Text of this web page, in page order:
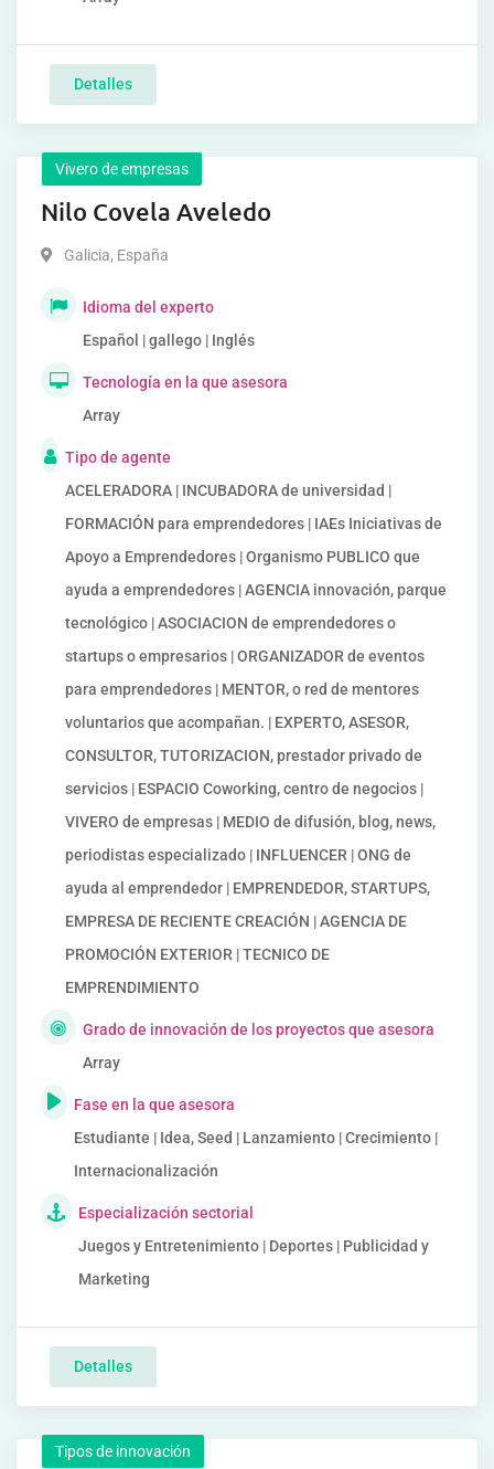
Detalles
Vivero de empresas
Nilo Covela Aveledo
Galicia, España
Idioma del experto
Español | gallego | Inglés
Tecnología en la que asesora
Array
Tipo de agente
ACELERADORA | INCUBADORA de universidad |
FORMACIÓN para emprendedores | IAEs Iniciativas de
Apoyo a Emprendedores | Organismo PUBLICO que
ayuda a emprendedores | AGENCIA innovación, parque
tecnológico | ASOCIACION de emprendedores o
startups o empresarios | ORGANIZADOR de eventos
para emprendedores | MENTOR, o red de mentores
voluntarios que acompañan. | EXPERTO, ASESOR,
CONSULTOR, TUTORIZACION, prestador privado de
servicios | ESPACIO Coworking, centro de negocios |
VIVERO de empresas | MEDIO de difusión, blog, news,
periodistas especializado | INFLUENCER | ONG de
ayuda al emprendedor | EMPRENDEDOR, STARTUPS,
EMPRESA DE RECIENTE CREACIÓN | AGENCIA DE
PROMOCIÓN EXTERIOR | TECNICO DE
EMPRENDIMIENTO
Grado de innovación de los proyectos que asesora
Array
Fase en la que asesora
Estudiante | Idea, Seed | Lanzamiento | Crecimiento |
Internacionalización
Especialización sectorial
Juegos y Entretenimiento | Deportes | Publicidad y
Marketing
Detalles
Tipos de innovación